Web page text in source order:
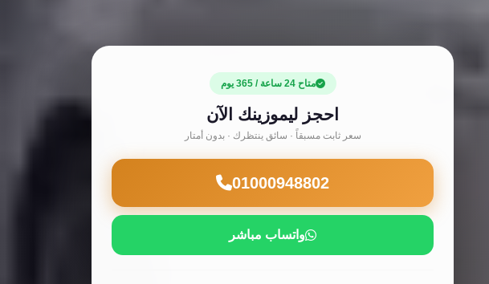
متاح 24 ساعة / 365 يوم
احجز ليموزينك الآن
سعر ثابت مسبقاً · سائق ينتظرك · بدون أمتار
01000948802
واتساب مباشر